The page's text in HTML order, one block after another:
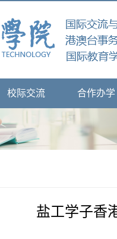
校际交流 合作办学
盐工学子香